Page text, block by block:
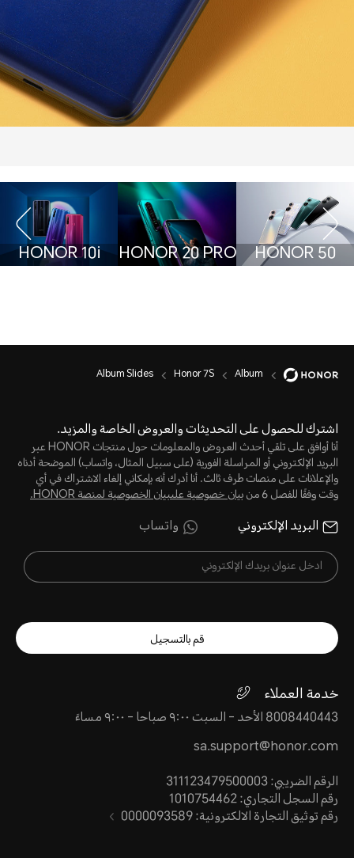
HONOR 50
HONOR 20 PRO
HONOR 10i
Album
Honor 7S
Album Slides
اشترك للحصول على التحديثات والعروض الخاصة والمزيد.
أنا أوافق على تلقي أحدث العروض والمعلومات حول منتجات HONOR عبر
البريد الإلكتروني أو المراسلة الفورية (على سبيل المثال، واتساب) الموضحة أدناه
والإعلانات على منصات طرف ثالث. أنا أدرك أنه بإمكاني إلغاء الاشتراك في أي
وقت وفقًا للفصل 6 من
بيان خصوصية علىبيان الخصوصية لمنصة HONOR‬.
البريد الإلكتروني واتساب
قم بالتسجيل
خدمة العملاء
8008440443 الأحد - السبت ٩:٠٠ صباحا - ٩:٠٠ مساءً
sa.support@honor.com
الرقم الضريبي: 311123479500003
رقم السجل التجاري: 1010754462
رقم توثيق التجارة الالكترونية: 0000093589